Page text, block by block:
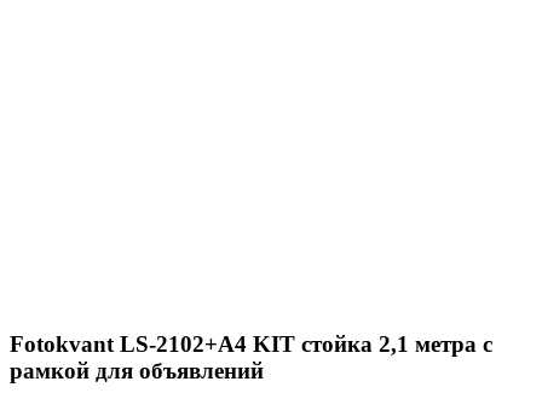
Fotokvant LS-2102+A4 KIT стойка 2,1 метра с
рамкой для объявлений